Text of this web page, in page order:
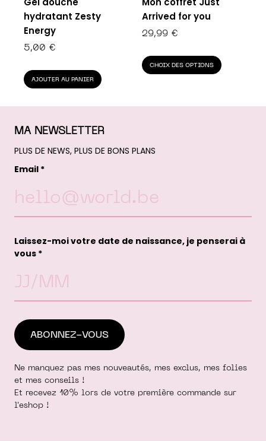
hydratant Zesty
Energy
5,00 €
AJOUTER AU PANIER
Arrived for you
29,99 €
CHOIX DES OPTIONS
MA NEWSLETTER
PLUS DE NEWS, PLUS DE BONS PLANS
Email *
Laissez-moi votre date de naissance, je penserai à
vous *
Ne manquez pas mes nouveautés, mes exclus, mes folies
et mes conseils !
Et recevez 10% lors de votre première commande sur
l'eshop !